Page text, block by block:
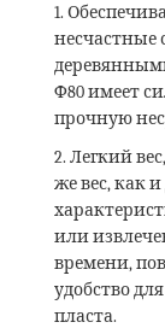
1.
несчастные
Φ80 имеет
прочную
2. Легкий
же вес, как
или
времени,
удобство
пласта.